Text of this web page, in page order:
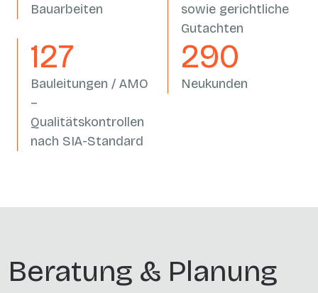
Bauarbeiten
sowie gerichtliche
Gutachten
133
Bauleitungen / AMO
–
Qualitätskontrollen
nach SIA-Standard
305
Neukunden
Beratung & Planung